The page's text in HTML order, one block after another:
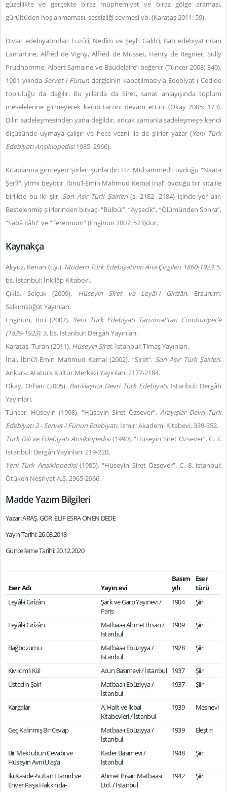
güzellikte ve gerçekte biraz müphemiyet ve biraz gölge araması,
gürültüden hoşlanmaması, sessizliği sevmesi vb. (Karataş 2011: 59).
Divan edebiyatından Fuzûlî, Nedîm ve Şeyh Galib’i; Batı edebiyatından
Lamartine, Alfred de Vigny, Alfred de Musset, Henry de Regnier, Sully
Prudhomme, Albert Samaine ve Baudelaire’i beğenir (Tuncer 2008: 340).
1901 yılında Servet-i Fünundergisinin kapatılmasıyla Edebiyat-ı Cedide
topluluğu da dağılır. Bu yıllarda da Siret, sanat anlayışında toplum
meselelerine girmeyerek kendi tarzını devam ettirir (Okay 2005: 173).
Dilin sadeleşmesinden yana değildir, ancak zamanla sadeleşmeye kendi
ölçüsünde uymaya çalışır ve hece vezni ile de şiirler yazar (Yeni Türk
Edebiyatı Ansiklopedisi1985: 2966).
Kitaplarına girmeyen şiirleri şunlardır: Hz. Muhammed’i övdüğü “Naat-i
Şerîf”, yirmi beyittir. İbnü’l-Emin Mahmud Kemal İnal’ı övdüğü bir kıta ile
birlikte bu iki şiir, Son Asır Türk Şairleri(s. 2182- 2184) içinde yer alır.
Bestelenmiş şiirlerinden birkaçı “Bülbül”, “Ayşecik”, “Ölümünden Sonra”,
“Sabâ İlâhi” ve “Terennüm” (Enginün 2007: 573)dür.
Kaynakça
Akyüz, Kenan (t.y.). Modern Türk Edebiyatının Ana Çizgileri 1860-1923. 5.
bs. İstanbul: İnkılâp Kitabevi.
Çıkla, Selçuk (2009). Hüseyin Sîret ve Leyâl-i Girîzân. Erzurum:
Salkımsöğüt Yayınları.
Enginün, İnci (2007). Yeni Türk Edebiyatı Tanzimat’tan Cumhuriyet’e
(1839-1923). 3. bs. İstanbul: Dergâh Yayınları.
Karataş, Turan (2011). Hüseyin Sîret. İstanbul: Timaş Yayınları.
İnal, İbnü’l-Emin Mahmud Kemal (2002). “Siret”. Son Asır Türk Şairleri.
Ankara: Atatürk Kültür Merkezi Yayınları. 2177-2184.
Okay, Orhan (2005). Batılılaşma Devri Türk Edebiyatı. İstanbul: Dergâh
Yayınları.
Tuncer, Hüseyin (1998). “Hüseyin Siret Özsever”. Arayışlar Devri Türk
Edebiyatı 2 - Servet-i Fünun Edebiyatı. İzmir: Akademi Kitabevi. 339-352.
Türk Dili ve Edebiyatı Ansiklopedisi(1990). “Hüseyin Siret Özsever”. C. 7.
İstanbul: Dergâh Yayınları. 219-220.
Yeni Türk Ansiklopedisi(1985). “Hüseyin Siret Özsever”. C. 8. istanbul:
Ötüken Neşriyat A.Ş. 2965-2966.
Madde Yazım Bilgileri
Yazar: ARAŞ. GÖR. ELİF ESRA ÖNEN DEDE
Yayın Tarihi: 26.03.2018
Güncelleme Tarihi: 20.12.2020
Eser Adı Yayın evi
Basım
yılı
Eser
türü
Leyâl-i Girîzân
Şark ve Garp Yayınevi /
Paris
1904 Şiir
Leyâl-i Girîzân
Matbaa-ı Ahmet İhsan /
İstanbul
1909 Şiir
Bağbozumu
Matbaa-ı Ebüziyya /
İstanbul
1928 Şiir
Kıvılcımlı Kül Acun Basımevi / İstanbul 1937
Şiir
Üstadın Şairi
Matbaa-ı Ebüziyya /
İstanbul
1937 Şiir
Kargalar
A. Halit ve İkbal
Kitabevleri / İstanbul
1939 Mesnevi
Geç Kalınmış Bir Cevap
Matbaa-ı Ebüziyya /
İstanbul
1939 Eleştiri
Bir Mektubun Cevabı ve
Hüseyin Avni Ulaş’a
Kader Basımevi /
İstanbul
1948 Şiir
İki Kaside -Sultan Hamid ve
Enver Paşa Hakkında-
Ahmet İhsan Matbaası
Ltd. / İstanbul
1942 Şiir